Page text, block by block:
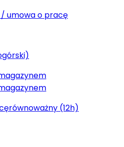
/ umowa o pracę
równoważny (12h)